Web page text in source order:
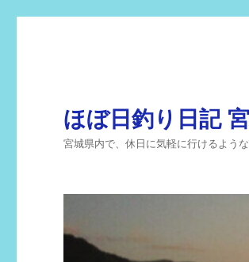
ほぼ日釣り日記
宮城県内で、休日に気軽に行けるよう